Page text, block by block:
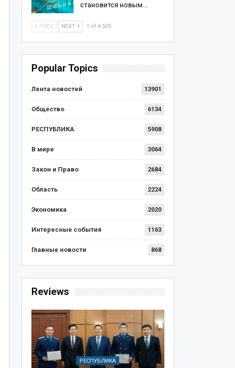
становится новым…
PREV NEXT 1 of 4 503
Popular Topics
Лента новостей 13901
Общество 6134
РЕСПУБЛИКА 5908
В мире 3064
Закон и Право 2684
Область 2224
Экономика 2020
Интересные события 1163
Главные новости 868
Reviews
РЕСПУБЛИКА